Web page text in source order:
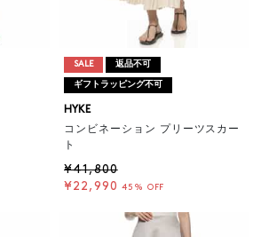
SALE 返品不可
ギフトラッピング不可
HYKE
コンビネーション プリーツスカー
ト
¥41,800
¥22,990 45% OFF